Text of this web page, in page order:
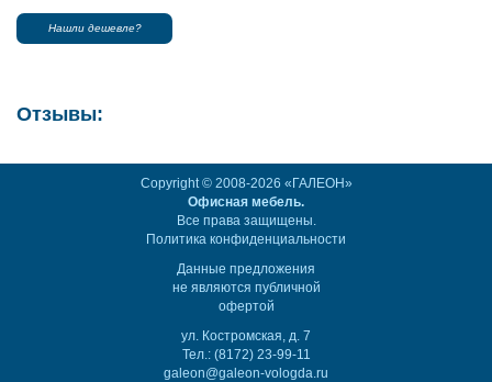
Нашли дешевле?
Отзывы:
Copyright © 2008-2026 «ГАЛЕОН»
Офисная мебель.
Все права защищены.
Политика конфиденциальности
Данные предложения
не являются публичной
офертой
ул. Костромская, д. 7
Тел.: (8172) 23-99-11
galeon@galeon-vologda.ru